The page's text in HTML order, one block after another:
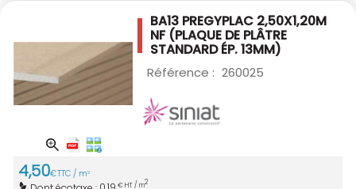
BA13 PREGYPLAC 2,50X1,20M
NF (PLAQUE DE PLÂTRE
STANDARD ÉP. 13MM)
Référence : 260025
4,50€TTC / m2
€ HT / m2